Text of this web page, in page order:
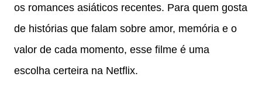
os romances asiáticos recentes. Para quem gosta
de histórias que falam sobre amor, memória e o
valor de cada momento, esse filme é uma
escolha certeira na Netflix.